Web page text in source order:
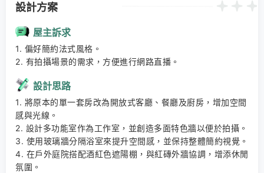
設計方案
屋主訴求
1. 偏好簡約法式風格。
2. 有拍攝場景的需求，方便進行網路直播。
設計思路
1. 將原本的單一套房改為開放式客廳、餐廳及廚房，增加空間
感與光線。
2. 設計多功能室作為工作室，並創造多面特色牆以便於拍攝。
3. 使用玻璃牆分隔浴室來提升空間感，並保持整體簡約視覺。
4. 在戶外庭院搭配酒紅色遮陽棚，與紅磚外牆協調，增添休閒
氛圍。